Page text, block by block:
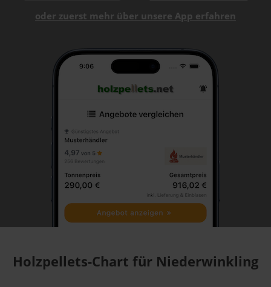
oder zuerst mehr über unsere App erfahren
Holzpellets-Chart für Niederwinkling